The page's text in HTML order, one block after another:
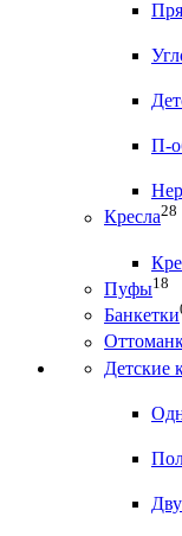
П-
Кресла28
Пуфы18
Банкетки
Детские